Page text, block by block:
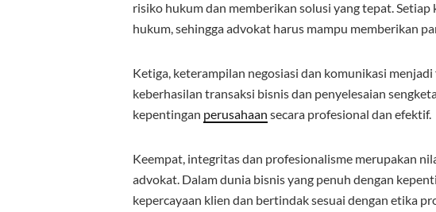
risiko hukum dan memberikan solusi yang tepat.
hukum, sehingga advokat harus mampu memberikan
Ketiga, keterampilan negosiasi dan komunikasi
keberhasilan transaksi bisnis dan penyelesaian
kepentingan perusahaan secara profesional dan efektif.
Keempat, integritas dan profesionalisme merupakan
advokat. Dalam dunia bisnis yang penuh dengan
kepercayaan klien dan bertindak sesuai dengan etika